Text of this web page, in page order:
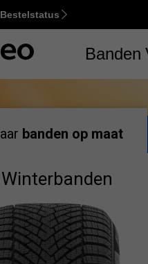
M
Bestelstatus
Banden
banden op maat
Winterbanden